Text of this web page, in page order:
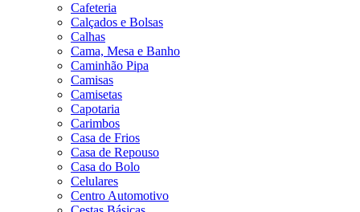
Cafeteria
Calçados e Bolsas
Calhas
Cama, Mesa e Banho
Caminhão Pipa
Camisas
Camisetas
Capotaria
Carimbos
Casa de Frios
Casa de Repouso
Casa do Bolo
Celulares
Centro Automotivo